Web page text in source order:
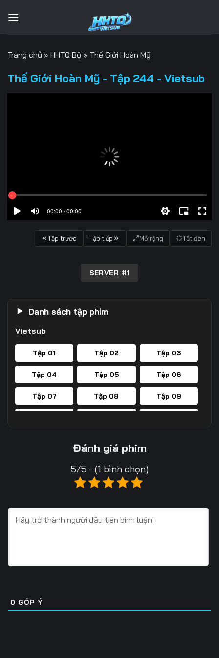
qua
Trang chủ » HHTQ Bộ » Thế Giới Hoàn Mỹ
Thế Giới Hoàn Mỹ - Tập 244 - Vietsub
00:00 / 00:00
Tập trước Tập tiếp Mở rộng Tắt đèn
SERVER #1
Danh sách tập phim
Vietsub
Tập 01 Tập 02 Tập 03
Tập 04 Tập 05 Tập 06
Tập 07 Tập 08 Tập 09
Tập 20
Tập 25 Tập 26
Tập 31 Tập 32 Tập 33
Tập 37 Tập 38 Tập 39
Đánh giá phim
5/5 - (1 bình chọn)
0 GÓP Ý